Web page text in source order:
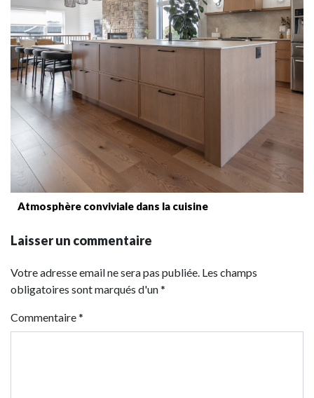
Atmosphère conviviale dans la cuisine
Laisser un commentaire
Votre adresse email ne sera pas publiée. Les champs
obligatoires sont marqués d'un *
Commentaire*